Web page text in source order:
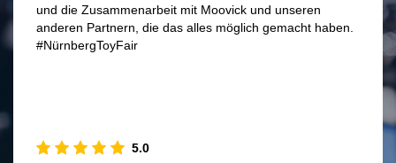
und die Zusammenarbeit mit Moovick und unseren
anderen Partnern, die das alles möglich gemacht haben.
#NürnbergToyFair
5.0